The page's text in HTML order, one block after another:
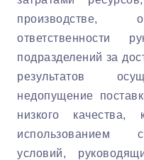
производстве,
ответственности
подразделений за
результатов
недопущение
низкого качества,
использованием
условий,